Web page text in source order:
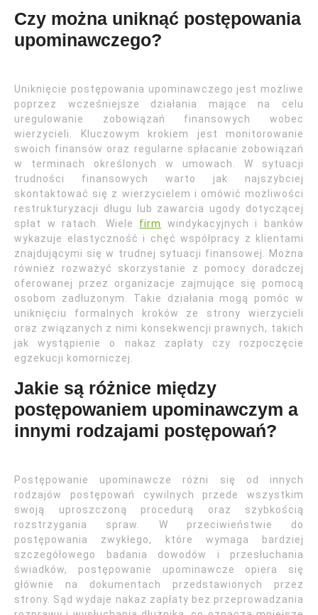
Czy można uniknąć postępowania
upominawczego?
Uniknięcie postępowania upominawczego jest możliwe
poprzez wcześniejsze działania mające na celu
uregulowanie zobowiązań finansowych wobec
wierzycieli. Kluczowym krokiem jest monitorowanie
swoich finansów oraz regularne spłacanie zobowiązań
w terminach określonych w umowach. W sytuacji
trudności finansowych warto jak najszybciej
skontaktować się z wierzycielem i omówić możliwości
restrukturyzacji długu lub zawarcia ugody dotyczącej
spłat w ratach. Wiele firm
windykacyjnych i banków
wykazuje elastyczność i chęć współpracy z klientami
znajdującymi się w trudnej sytuacji finansowej. Można
również rozważyć skorzystanie z pomocy doradczej
oferowanej przez organizacje zajmujące się pomocą
osobom zadłużonym. Takie działania mogą pomóc w
uniknięciu formalnych kroków ze strony wierzycieli
oraz związanych z nimi konsekwencji prawnych, takich
jak wystąpienie o nakaz zapłaty czy rozpoczęcie
egzekucji komorniczej.
Jakie są różnice między
postępowaniem upominawczym a
innymi rodzajami postępowań?
Postępowanie upominawcze różni się od innych
rodzajów postępowań cywilnych przede wszystkim
swoją uproszczoną procedurą oraz szybkością
rozstrzygania spraw. W przeciwieństwie do
postępowania zwykłego, które wymaga bardziej
szczegółowego badania dowodów i przesłuchania
świadków, postępowanie upominawcze opiera się
głównie na dokumentach przedstawionych przez
strony. Sąd wydaje nakaz zapłaty bez przeprowadzania